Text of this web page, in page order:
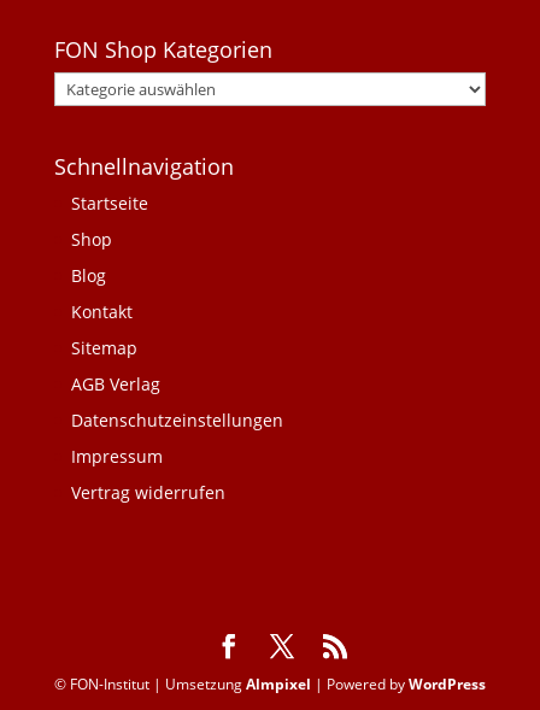
FON Shop Kategorien
Schnellnavigation
Startseite
Shop
Blog
Kontakt
Sitemap
AGB Verlag
Datenschutzeinstellungen
Impressum
Vertrag widerrufen
© FON-Institut | UmsetzungAlmpixel | Powered byWordPress